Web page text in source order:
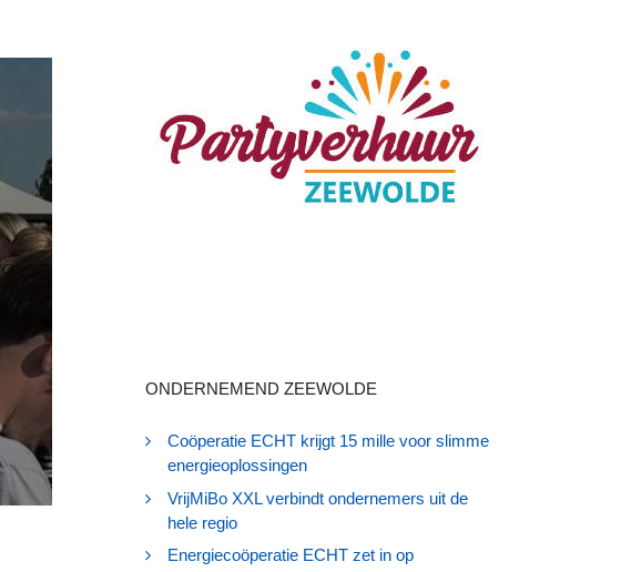
ONDERNEMEND ZEEWOLDE
Coöperatie ECHT krijgt 15 mille voor slimme
energieoplossingen
VrijMiBo XXL verbindt ondernemers uit de
hele regio
Energiecoöperatie ECHT zet in op